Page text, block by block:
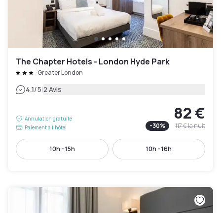
The Chapter Hotels - London Hyde Park
Greater London
4.1/5|2 Avis
Annulation gratuite
Paiement à l'hôtel
82 €
-30% 117 €la nuit
10h - 15h 10h - 16h